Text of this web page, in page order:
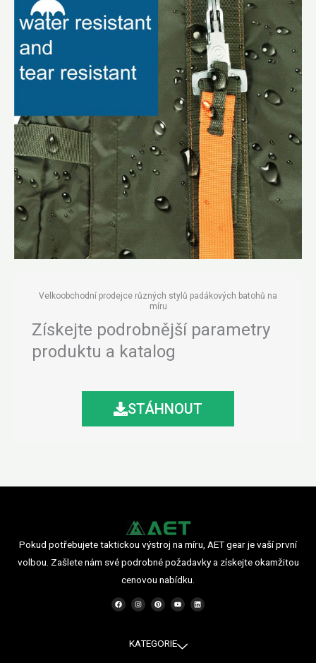
Velkoobchodní prodejce různých stylů padákových batohů na
míru
Získejte podrobnější parametry
produktu a katalog
STÁHNOUT
Pokud potřebujete taktickou výstroj na míru, AET gear je vaší první
volbou. Zašlete nám své podrobné požadavky a získejte okamžitou
cenovou nabídku.
F
a
c
I
n
s
r
a
P
i
n
e
s
Y
o
u
e
L
i
n
KATEGORIE